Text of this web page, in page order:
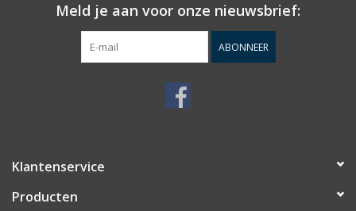
Meld je aan voor onze nieuwsbrief:
ABONNEER
Klantenservice
Producten